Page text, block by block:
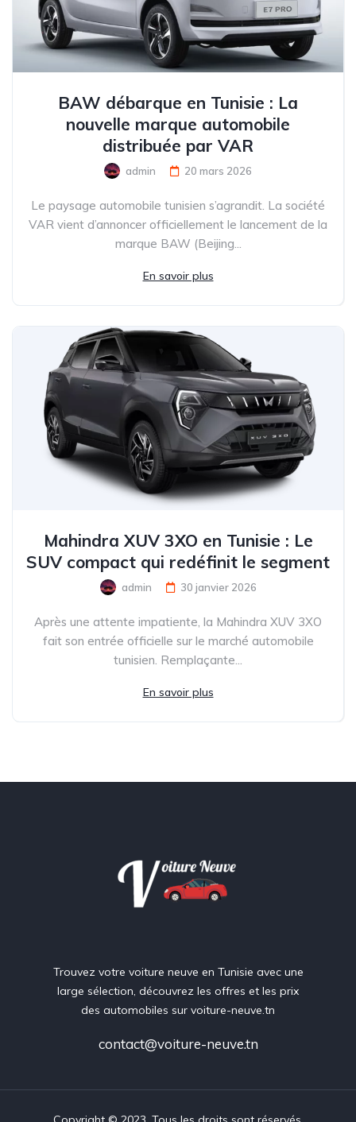
BAW débarque en Tunisie : La
nouvelle marque automobile
distribuée par VAR
admin 20 mars 2026
Le paysage automobile tunisien s’agrandit. La société
VAR vient d’annoncer officiellement le lancement de la
marque BAW (Beijing...
En savoir plus
Mahindra XUV 3XO en Tunisie : Le
SUV compact qui redéfinit le segment
admin 30 janvier 2026
Après une attente impatiente, la Mahindra XUV 3XO
fait son entrée officielle sur le marché automobile
tunisien. Remplaçante...
En savoir plus
Trouvez votre voiture neuve en Tunisie avec une
large sélection, découvrez les offres et les prix
des automobiles sur voiture-neuve.tn
contact@voiture-neuve.tn